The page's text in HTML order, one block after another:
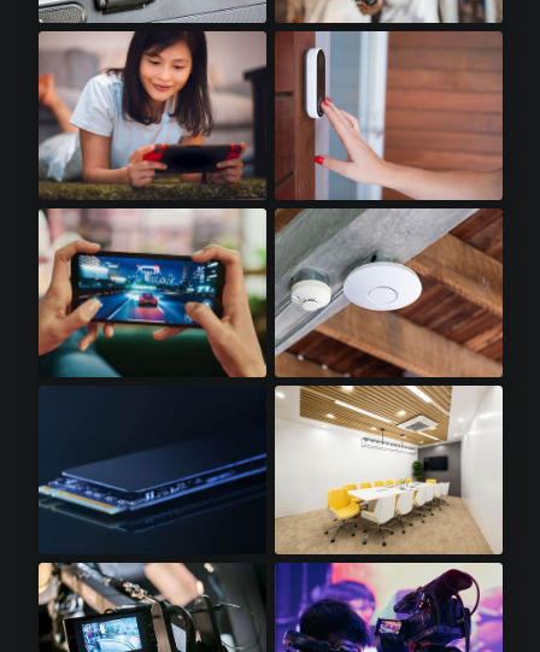
网络摄像头​ 运动相机
掌上游戏机​ 门铃摄像头​
WiFI 接入点​
SSD卡​ LED照明​